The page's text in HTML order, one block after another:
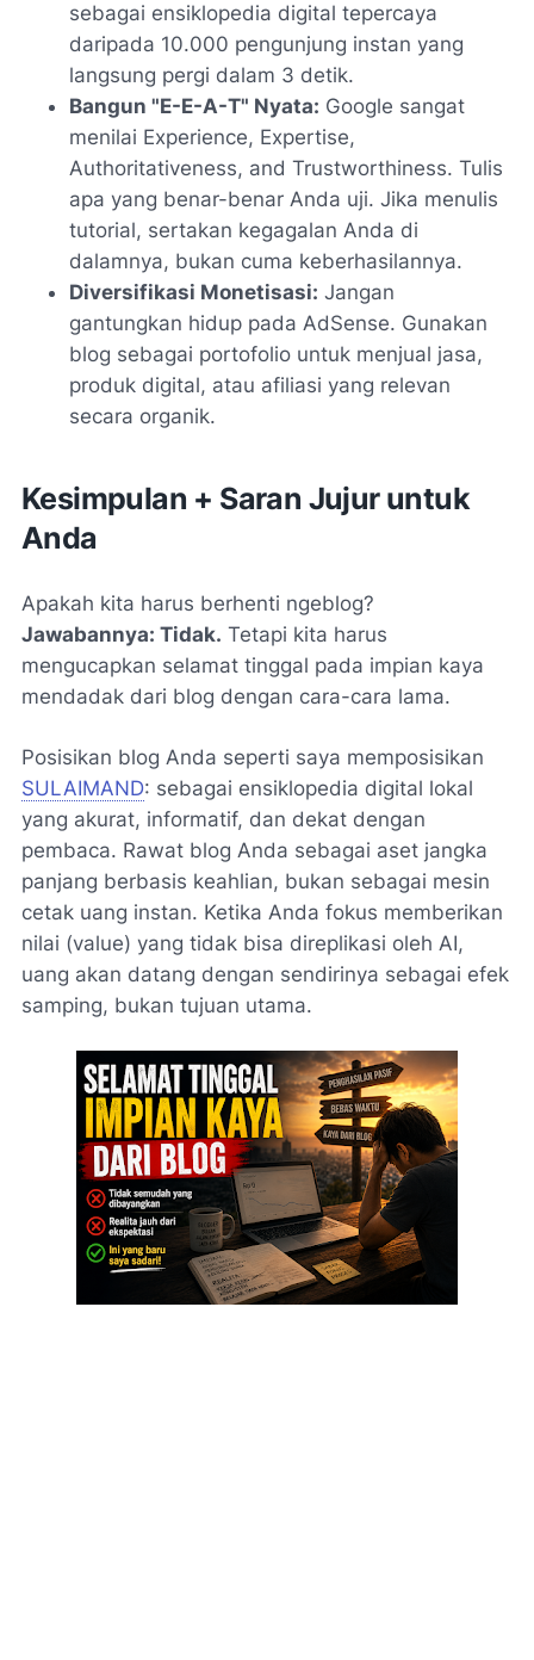
sebagai ensiklopedia digital tepercaya
daripada 10.000 pengunjung instan yang
langsung pergi dalam 3 detik.
Bangun "E-E-A-T" Nyata: Google sangat
menilai Experience, Expertise,
Authoritativeness, and Trustworthiness. Tulis
apa yang benar-benar Anda uji. Jika menulis
tutorial, sertakan kegagalan Anda di
dalamnya, bukan cuma keberhasilannya.
Diversifikasi Monetisasi: Jangan
gantungkan hidup pada AdSense. Gunakan
blog sebagai portofolio untuk menjual jasa,
produk digital, atau afiliasi yang relevan
secara organik.
Kesimpulan + Saran Jujur untuk
Anda
Apakah kita harus berhenti ngeblog?
Jawabannya: Tidak. Tetapi kita harus
mengucapkan selamat tinggal pada impian kaya
mendadak dari blog dengan cara-cara lama.
Posisikan blog Anda seperti saya memposisikan
SULAIMAND: sebagai ensiklopedia digital lokal
yang akurat, informatif, dan dekat dengan
pembaca. Rawat blog Anda sebagai aset jangka
panjang berbasis keahlian, bukan sebagai mesin
cetak uang instan. Ketika Anda fokus memberikan
nilai (value) yang tidak bisa direplikasi oleh AI,
uang akan datang dengan sendirinya sebagai efek
samping, bukan tujuan utama.